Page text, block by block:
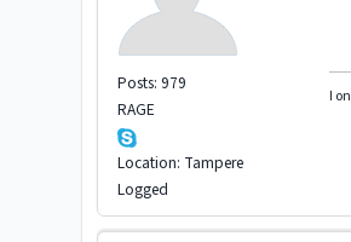
Posts: 979
RAGE
Location: Tampere
Logged
I